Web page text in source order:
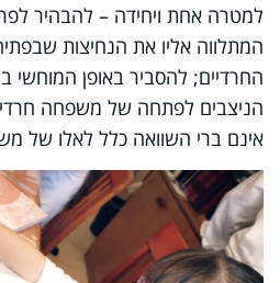
למטרה אחת ויחידה – להבהיר
המתלווה אליו את הנחיצות
החרדיים; להסביר באופן המוחשי
הניצבים לפתחה של משפחה
אינם ברי השוואה כלל לאלו של